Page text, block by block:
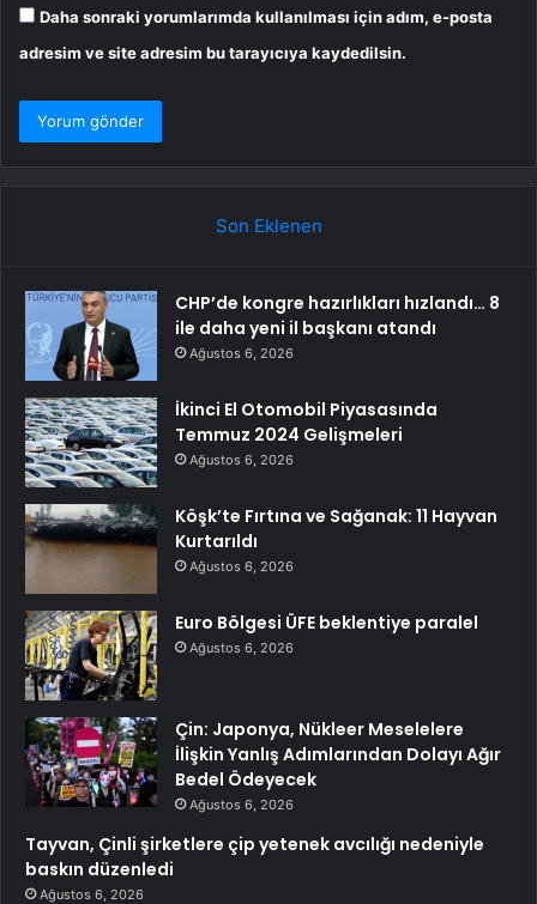
Daha sonraki yorumlarımda kullanılması için adım, e-posta
adresim ve site adresim bu tarayıcıya kaydedilsin.
Son Eklenen
CHP’de kongre hazırlıkları hızlandı… 8
ile daha yeni il başkanı atandı
Ağustos 6, 2026
İkinci El Otomobil Piyasasında
Temmuz 2024 Gelişmeleri
Ağustos 6, 2026
Köşk’te Fırtına ve Sağanak: 11 Hayvan
Kurtarıldı
Ağustos 6, 2026
Euro Bölgesi ÜFE beklentiye paralel
Ağustos 6, 2026
Çin: Japonya, Nükleer Meselelere
İlişkin Yanlış Adımlarından Dolayı Ağır
Bedel Ödeyecek
Ağustos 6, 2026
Tayvan, Çinli şirketlere çip yetenek avcılığı nedeniyle
baskın düzenledi
Ağustos 6, 2026